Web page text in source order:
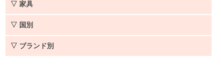
▽ 家具
▽ 国別
▽ ブランド別